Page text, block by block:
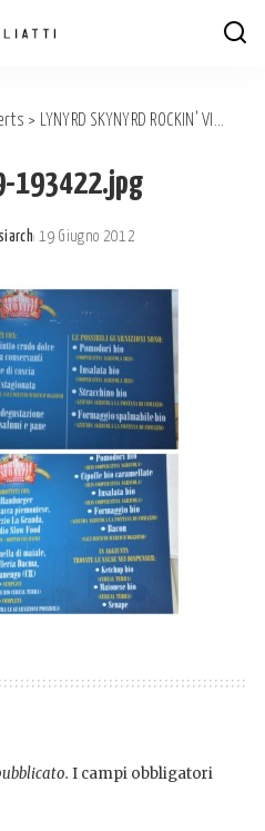
> LYNYRD SKYNYRD ROCKIN’ VIGEVANO’S FESTIVAL
193422.jpg
19 Giugno 2012
I campi obbligatori